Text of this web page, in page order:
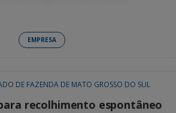
EMPRESA
DE FAZENDA DE MATO GROSSO DO SUL
recolhimento espontâneo